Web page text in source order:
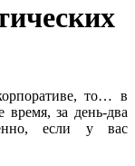
то… в
за день-два
если у вас